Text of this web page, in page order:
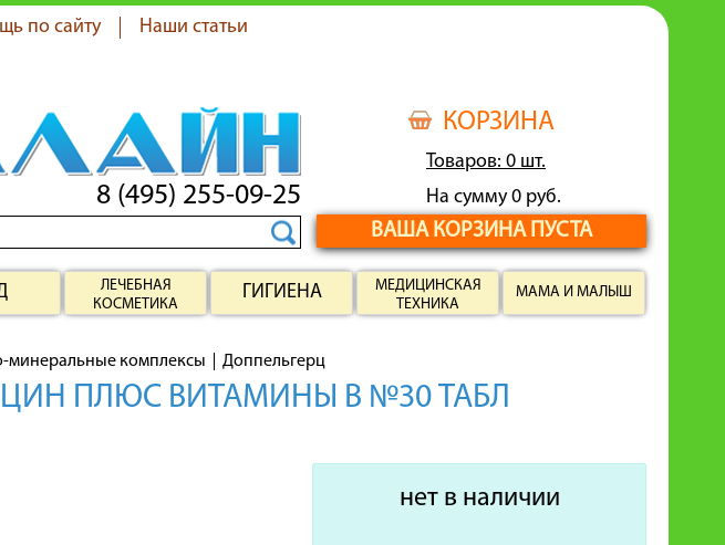
по сайту Наши статьи
КОРЗИНА
Товаров: 0 шт.
На сумму 0 руб.
ВАША КОРЗИНА ПУСТА
8 (495) 255-09-25
ЛЕЧЕБНАЯ
КОСМЕТИКА
ГИГИЕНА
МЕДИЦИНСКАЯ
ТЕХНИКА
МАМА И МАЛЫШ
минеральные комплексы Доппельгерц
ПЛЮС ВИТАМИНЫ В №30 ТАБЛ
нет в наличии